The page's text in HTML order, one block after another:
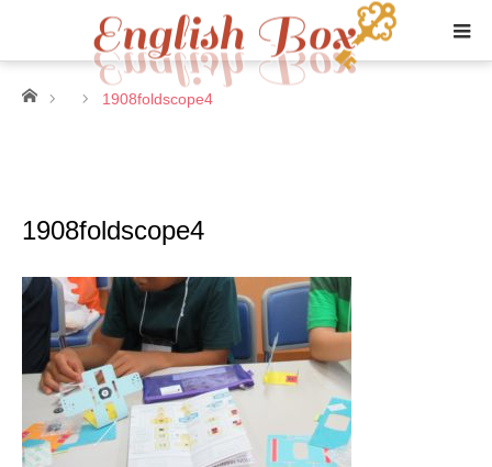
ホーム 1908foldscope4
1908foldscope4